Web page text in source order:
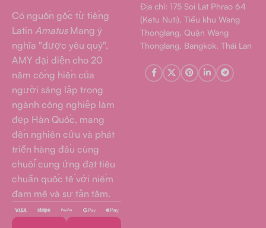
Có nguồn gốc từ tiếng
Latin AmatusMang ý
nghĩa "được yêu quý",
AMY đại diện cho 20
năm cống hiến của
người sáng lập trong
ngành công nghiệp làm
đẹp Hàn Quốc, mang
đến nghiên cứu và phát
triển hàng đầu cùng
chuỗi cung ứng đạt tiêu
chuẩn quốc tế với niềm
đam mê và sự tận tâm.
Địa chỉ: 175 Soi Lat Phrao 64
(Ketu Nuti), Tiểu khu Wang
Thonglang, Quận Wang
Thonglang, Bangkok, Thái Lan